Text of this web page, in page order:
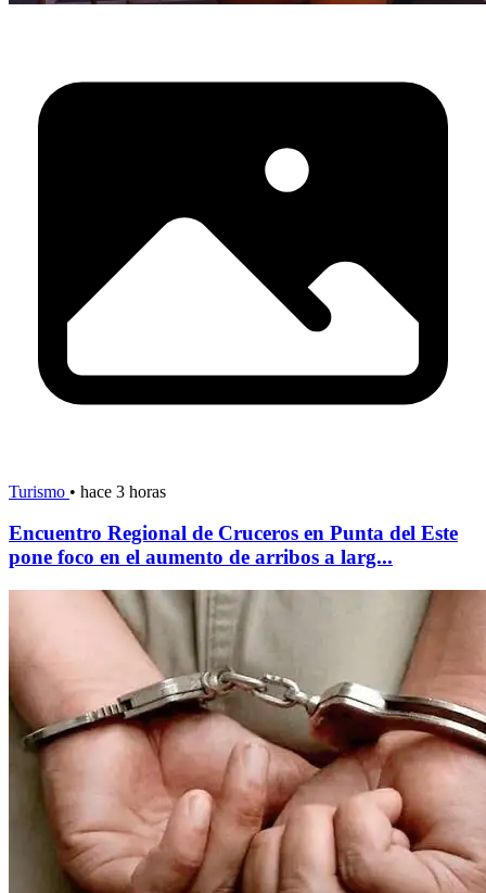
Turismo • hace 3 horas
Encuentro Regional de Cruceros en Punta del Este
pone foco en el aumento de arribos a larg...